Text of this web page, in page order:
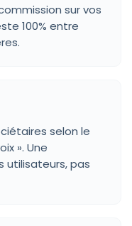
sur vos
100% entre
selon le
». Une
utilisateurs, pas